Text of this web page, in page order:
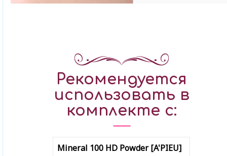
Рекомендуется
использовать в
комплекте с:
Mineral 100 HD Powder [A'PIEU]